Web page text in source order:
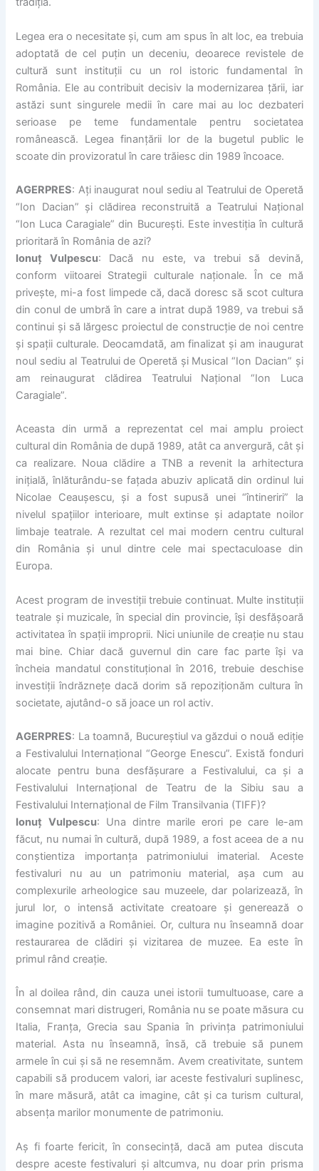
Legea era o necesitate și, cum am spus în alt loc, ea trebuia
adoptată de cel puțin un deceniu, deoarece revistele de
cultură sunt instituții cu un rol istoric fundamental în
România. Ele au contribuit decisiv la modernizarea țării, iar
astăzi sunt singurele medii în care mai au loc dezbateri
serioase pe teme fundamentale pentru societatea
românească. Legea finanțării lor de la bugetul public le
scoate din provizoratul în care trăiesc din 1989 încoace.
AGERPRES: Ați inaugurat noul sediu al Teatrului de Operetă
“Ion Dacian” și clădirea reconstruită a Teatrului Național
“Ion Luca Caragiale” din București. Este investiția în cultură
prioritară în România de azi?
Ionuț Vulpescu: Dacă nu este, va trebui să devină,
conform viitoarei Strategii culturale naționale. În ce mă
privește, mi-a fost limpede că, dacă doresc să scot cultura
din conul de umbră în care a intrat după 1989, va trebui să
continui și să lărgesc proiectul de construcție de noi centre
și spații culturale. Deocamdată, am finalizat și am inaugurat
noul sediu al Teatrului de Operetă și Musical “Ion Dacian” și
am reinaugurat clădirea Teatrului Național “Ion Luca
Caragiale”.
Aceasta din urmă a reprezentat cel mai amplu proiect
cultural din România de după 1989, atât ca anvergură, cât și
ca realizare. Noua clădire a TNB a revenit la arhitectura
inițială, înlăturându-se fațada abuziv aplicată din ordinul lui
Nicolae Ceaușescu, și a fost supusă unei “întineriri” la
nivelul spațiilor interioare, mult extinse și adaptate noilor
limbaje teatrale. A rezultat cel mai modern centru cultural
din România și unul dintre cele mai spectaculoase din
Europa.
Acest program de investiții trebuie continuat. Multe instituții
teatrale și muzicale, în special din provincie, își desfășoară
activitatea în spații improprii. Nici uniunile de creație nu stau
mai bine. Chiar dacă guvernul din care fac parte își va
încheia mandatul constituțional în 2016, trebuie deschise
investiții îndrăznețe dacă dorim să repoziționăm cultura în
societate, ajutând-o să joace un rol activ.
AGERPRES: La toamnă, Bucureștiul va găzdui o nouă ediție
a Festivalului Internațional “George Enescu”. Există fonduri
alocate pentru buna desfășurare a Festivalului, ca și a
Festivalului Internațional de Teatru de la Sibiu sau a
Festivalului Internațional de Film Transilvania (TIFF)?
Ionuț Vulpescu: Una dintre marile erori pe care le-am
făcut, nu numai în cultură, după 1989, a fost aceea de a nu
conștientiza importanța patrimoniului imaterial. Aceste
festivaluri nu au un patrimoniu material, așa cum au
complexurile arheologice sau muzeele, dar polarizează, în
jurul lor, o intensă activitate creatoare și generează o
imagine pozitivă a României. Or, cultura nu înseamnă doar
restaurarea de clădiri și vizitarea de muzee. Ea este în
primul rând creație.
În al doilea rând, din cauza unei istorii tumultuoase, care a
consemnat mari distrugeri, România nu se poate măsura cu
Italia, Franța, Grecia sau Spania în privința patrimoniului
material. Asta nu înseamnă, însă, că trebuie să punem
armele în cui și să ne resemnăm. Avem creativitate, suntem
capabili să producem valori, iar aceste festivaluri suplinesc,
în mare măsură, atât ca imagine, cât și ca turism cultural,
absența marilor monumente de patrimoniu.
Aș fi foarte fericit, în consecință, dacă am putea discuta
despre aceste festivaluri și altcumva, nu doar prin prisma